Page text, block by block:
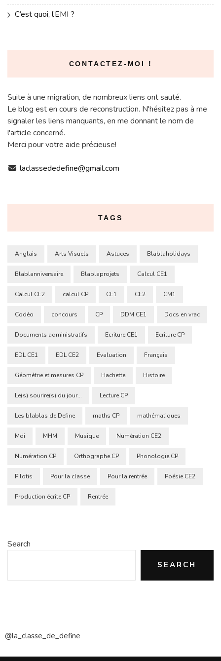
C’est quoi, l’EMI ?
CONTACTEZ-MOI !
Suite à une migration, de nombreux liens ont sauté.
Le blog est en cours de reconstruction. N'hésitez pas à me
signaler les liens manquants, en me donnant le nom de
l'article concerné.
Merci pour votre aide précieuse!
laclassededefine@gmail.com
TAGS
Anglais Arts Visuels Astuces Blablaholidays
Blablanniversaire Blablaprojets Calcul CE1
Calcul CE2 calcul CP CE1 CE2 CM1
Codéo concours CP DDM CE1 Docs en vrac
Documents administratifs Ecriture CE1 Ecriture CP
EDL CE1 EDL CE2 Evaluation Français
Géométrie et mesures CP Hachette Histoire
Le(s) sourire(s) du jour... Lecture CP
Les blablas de Define maths CP mathématiques
Mdi MHM Musique Numération CE2
Numération CP Orthographe CP Phonologie CP
Pilotis Pour la classe Pour la rentrée Poésie CE2
Production écrite CP Rentrée
Search
SEARCH
@la_classe_de_define